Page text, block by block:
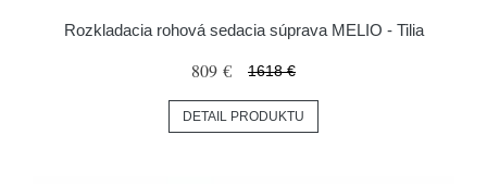
Rozkladacia rohová sedacia súprava MELIO - Tilia
809 € 1618 €
DETAIL PRODUKTU